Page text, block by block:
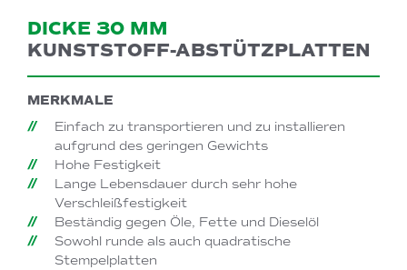
DICKE 30 MM
KUNSTSTOFF-ABSTÜTZPLATTEN
MERKMALE
Einfach zu transportieren und zu installieren
aufgrund des geringen Gewichts
Hohe Festigkeit
Lange Lebensdauer durch sehr hohe
Verschleißfestigkeit
Beständig gegen Öle, Fette und Dieselöl
Sowohl runde als auch quadratische
Stempelplatten